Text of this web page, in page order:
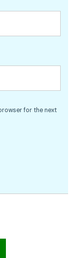
for the next